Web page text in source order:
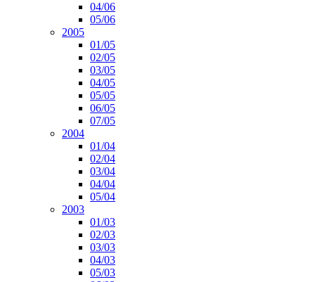
04/06
05/06
2005
01/05
02/05
03/05
04/05
05/05
06/05
07/05
2004
01/04
02/04
03/04
04/04
05/04
2003
01/03
02/03
03/03
04/03
05/03